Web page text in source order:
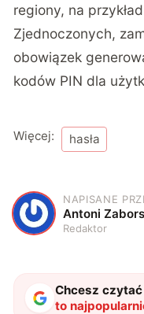
regiony, na
Zjednoczonych,
obowiązek
kodów PIN dla
Więcej: hasła
A
NAPISANE
Antoni
Redaktor
Chcesz
to